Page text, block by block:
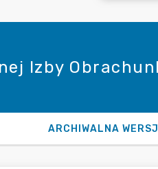
Izby
ARCHIWALNA